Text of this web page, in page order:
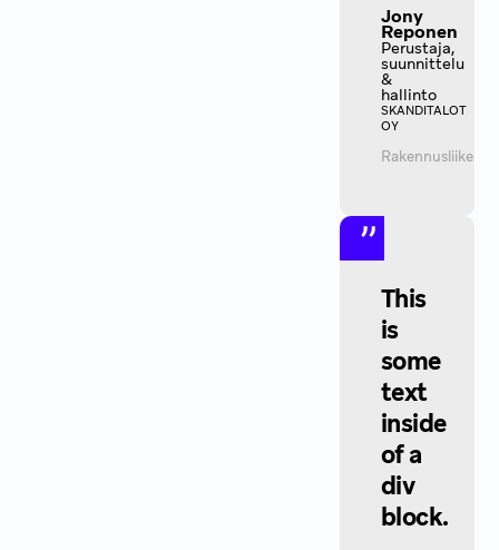
Jony
Reponen
Perustaja,
suunnittelu
&
hallinto
SKANDITALOT
OY
Rakennusliike
This
is
some
text
inside
of a
div
block.